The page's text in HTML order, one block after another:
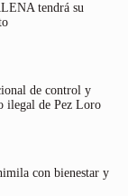
tendrá su
de control y
ilegal de Pez Loro
con bienestar y